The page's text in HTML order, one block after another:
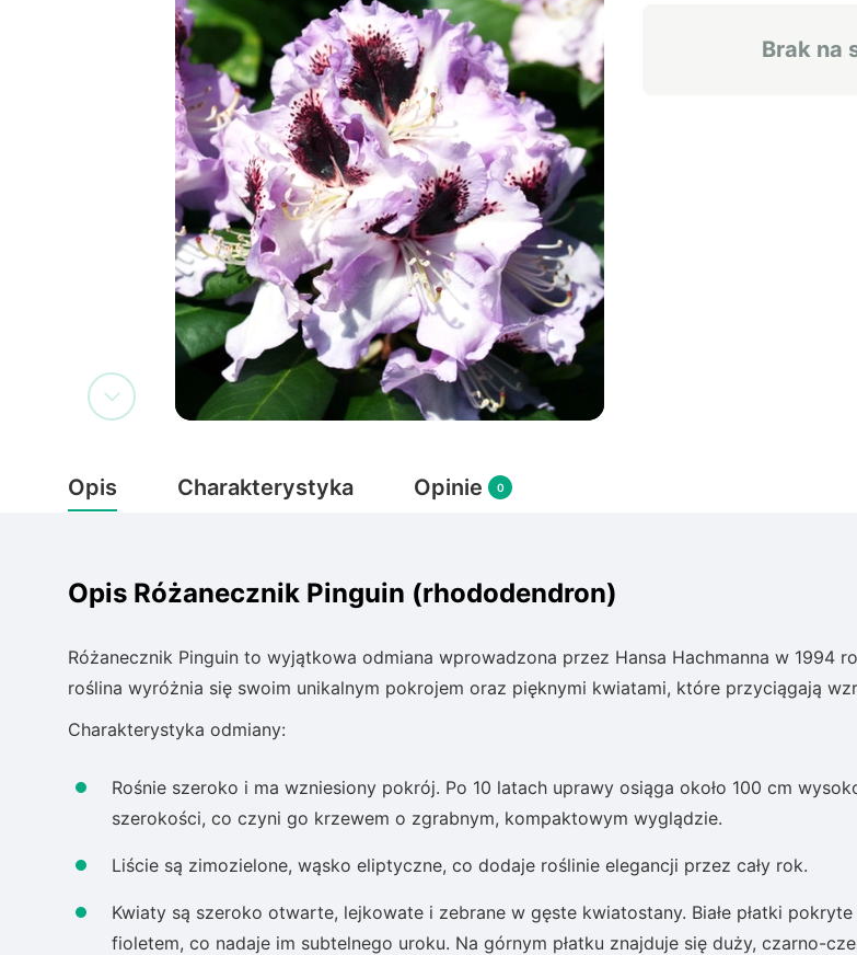
Brak na
Opis Charakterystyka Opinie 0
Opis Różanecznik Pinguin (rhododendron)
Różanecznik Pinguin to wyjątkowa odmiana wprowadzona przez Hansa Hachmanna w 1994
roślina wyróżnia się swoim unikalnym pokrojem oraz pięknymi kwiatami, które przyciągają
Charakterystyka odmiany:
Rośnie szeroko i ma wzniesiony pokrój. Po 10 latach uprawy osiąga około 100 cm
szerokości, co czyni go krzewem o zgrabnym, kompaktowym wyglądzie.
Liście są zimozielone, wąsko eliptyczne, co dodaje roślinie elegancji przez cały rok.
Kwiaty są szeroko otwarte, lejkowate i zebrane w gęste kwiatostany. Białe płatki
fioletem, co nadaje im subtelnego uroku. Na górnym płatku znajduje się duży, czarno-